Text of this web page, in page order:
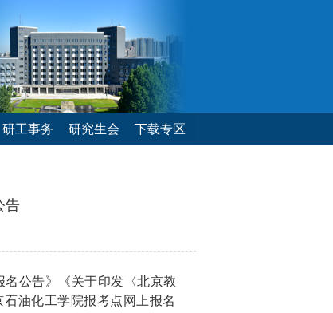
研工事务 研究生会 下载专区
告
公告》《关于印发〈北京教
油化工学院报考点网上报名